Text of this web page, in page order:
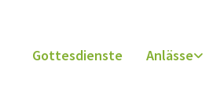
Gottesdienste Anlässe